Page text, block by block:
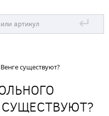
↵
существуют?